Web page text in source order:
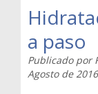
a paso
Publicado por
Agosto de 2016